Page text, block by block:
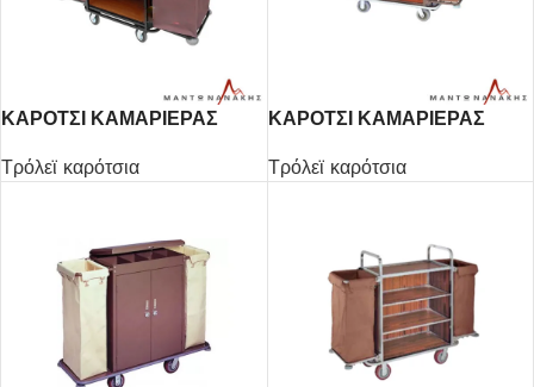
ΚΑΡΟΤΣΙ ΚΑΜΑΡΙΕΡΑΣ
Τρόλεϊ καρότσια
ΚΑΡΟΤΣΙ ΚΑΜΑΡΙΕΡΑΣ
Τρόλεϊ καρότσια